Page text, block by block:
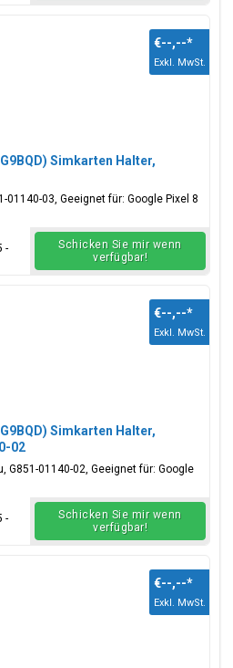
Simkarten Halter,
01140-03, Geeignet für: Google Pixel 8
€--,--*
Exkl. MwSt.
-
Schicken Sie mir wenn
verfügbar!
Simkarten Halter,
02
G851-01140-02, Geeignet für: Google
€--,--*
Exkl. MwSt.
-
Schicken Sie mir wenn
verfügbar!
€--,--*
Exkl. MwSt.